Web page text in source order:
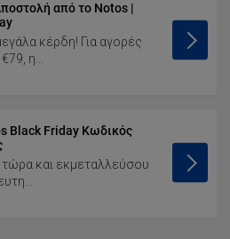
από το Notos |
κέρδη! Για αγορές
η...
Black Friday Κωδικός
τώρα και εκμεταλλεύσου